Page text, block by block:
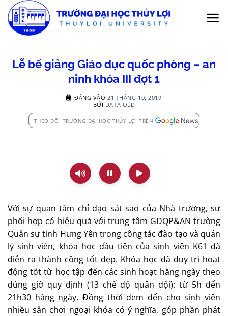
qua
nội
Lễ bế giảng Giáo dục quốc phòng – an
ninh khóa III đợt 1
ĐĂNG VÀO 21 THÁNG 10, 2019
BỞI DATA OLD
THEO DÕI TRƯỜNG ĐẠI HỌC THỦY LỢI TRÊN
Với sự quan tâm chỉ đạo sát sao của Nhà trường, sự
phối hợp có hiệu quả với trung tâm GDQP&AN trường
Quân sự tỉnh Hưng Yên trong công tác đào tạo và quản
lý sinh viên, khóa học đầu tiên của sinh viên K61 đã
diễn ra thành công tốt đẹp. Khóa học đã duy trì hoạt
động tốt từ học tập đến các sinh hoạt hằng ngày theo
đúng giờ quy định (13 chế độ quân đội): từ 5h đến
21h30 hàng ngày. Đồng thời đem đến cho sinh viên
nhiều sân chơi ngoại khóa có ý nghĩa, góp phần phát